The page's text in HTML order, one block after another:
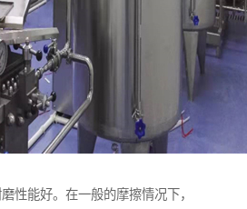
性能好。在一般的摩擦情况下，